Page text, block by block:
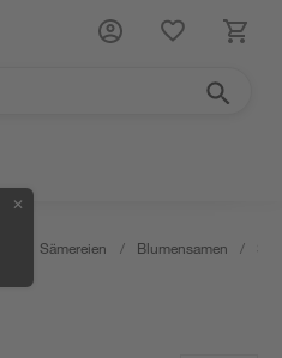
✕
Sämereien / Blumensamen /